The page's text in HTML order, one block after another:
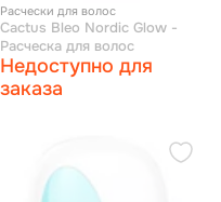
Расчески для волос
Cactus Bleo Nordic Glow -
Расческа для волос
Недоступно для
заказа